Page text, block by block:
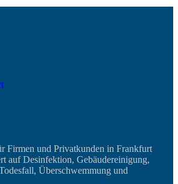
Firmen und Privatkunden in Frankfurt
auf Desinfektion, Gebäudereinigung,
Überschwemmung und